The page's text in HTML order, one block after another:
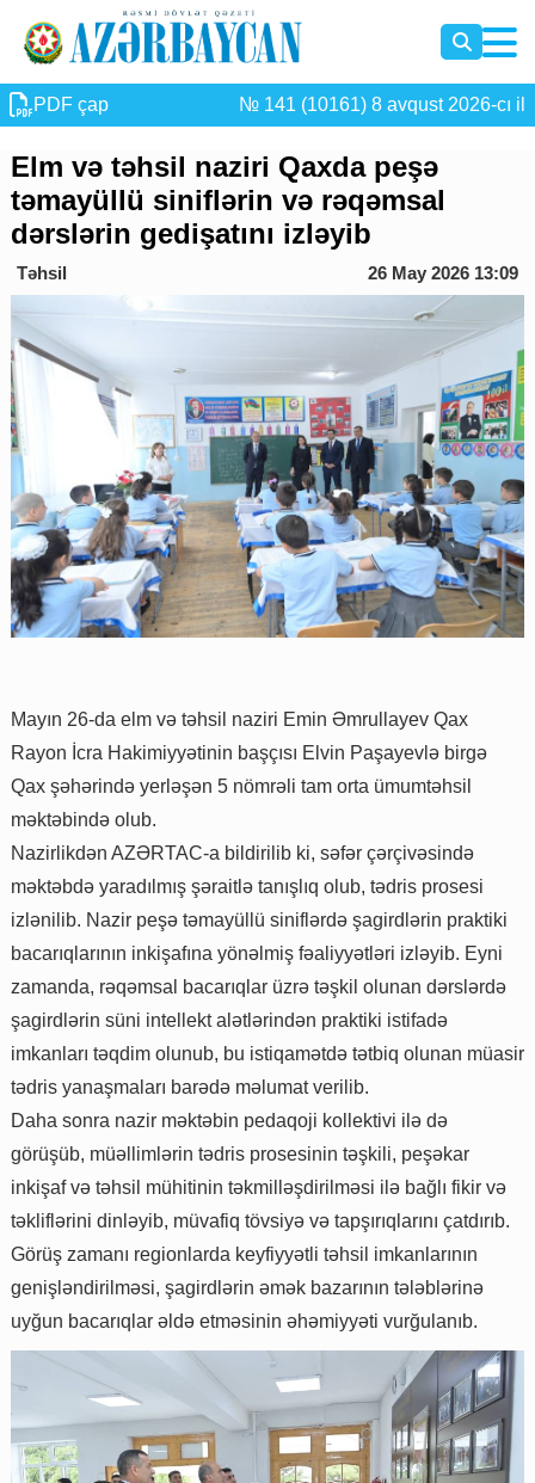
PDF çap № 141 (10161) 8 avqust 2026-cı il
Elm və təhsil naziri Qaxda peşə
təmayüllü siniflərin və rəqəmsal
dərslərin gedişatını izləyib
Təhsil 26 May 2026 13:09
Mayın 26-da elm və təhsil naziri Emin Əmrullayev Qax
Rayon İcra Hakimiyyətinin başçısı Elvin Paşayevlə birgə
Qax şəhərində yerləşən 5 nömrəli tam orta ümumtəhsil
məktəbində olub.
Nazirlikdən AZƏRTAC-a bildirilib ki, səfər çərçivəsində
məktəbdə yaradılmış şəraitlə tanışlıq olub, tədris prosesi
izlənilib. Nazir peşə təmayüllü siniflərdə şagirdlərin praktiki
bacarıqlarının inkişafına yönəlmiş fəaliyyətləri izləyib. Eyni
zamanda, rəqəmsal bacarıqlar üzrə təşkil olunan dərslərdə
şagirdlərin süni intellekt alətlərindən praktiki istifadə
imkanları təqdim olunub, bu istiqamətdə tətbiq olunan müasir
tədris yanaşmaları barədə məlumat verilib.
Daha sonra nazir məktəbin pedaqoji kollektivi ilə də
görüşüb, müəllimlərin tədris prosesinin təşkili, peşəkar
inkişaf və təhsil mühitinin təkmilləşdirilməsi ilə bağlı fikir və
təkliflərini dinləyib, müvafiq tövsiyə və tapşırıqlarını çatdırıb.
Görüş zamanı regionlarda keyfiyyətli təhsil imkanlarının
genişləndirilməsi, şagirdlərin əmək bazarının tələblərinə
uyğun bacarıqlar əldə etməsinin əhəmiyyəti vurğulanıb.